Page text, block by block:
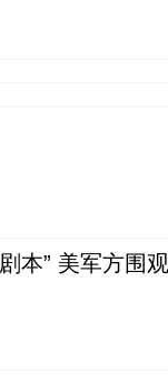
本” 美军方围观